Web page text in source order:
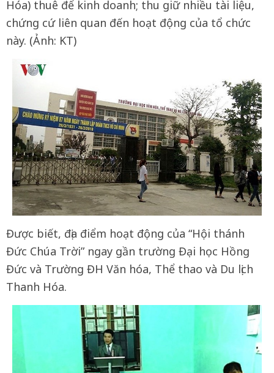
Hóa) thuê để kinh doanh; thu giữ nhiều tài liệu,
chứng cứ liên quan đến hoạt động của tổ chức
này. (Ảnh: KT)
Được biết, địa điểm hoạt động của “Hội thánh
Đức Chúa Trời” ngay gần trường Đại học Hồng
Đức và Trường ĐH Văn hóa, Thể thao và Du lịch
Thanh Hóa.